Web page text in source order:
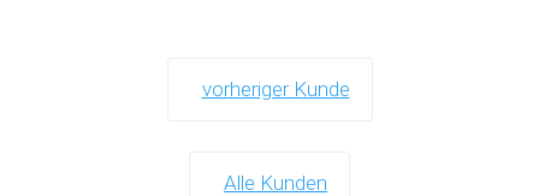
vorheriger Kunde
Alle Kunden